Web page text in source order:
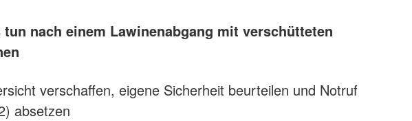
tun nach einem Lawinenabgang mit verschütteten
verschaffen, eigene Sicherheit beurteilen und Notruf
absetzen